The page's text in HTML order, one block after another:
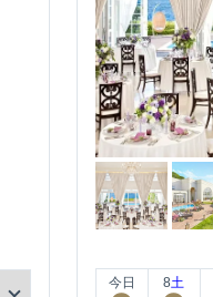
今日 8土